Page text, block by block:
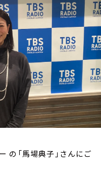
の「馬場典子」さんにご